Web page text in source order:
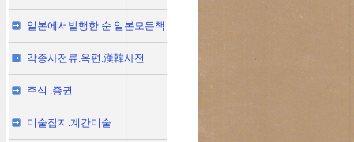
일본에서발행한 순 일본모든책
각종사전류.옥편.漢韓사전
주식 .증권
미술잡지.계간미술